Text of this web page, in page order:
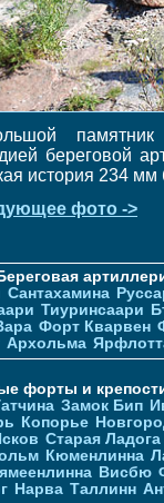
береговой
история 234 мм
фото ->
Сантахамина
Тиуринсаари
Форт Кварвен
Архольма
форты и
Замок Бип
Копорье
Старая Ладога
Кюменлинна
Висбю
Нарва Таллинн